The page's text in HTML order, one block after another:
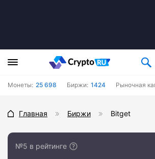
Монеты: 25 698 Биржи: 1424 Рыночная
Главная Биржи Bitget
№5 в рейтинге